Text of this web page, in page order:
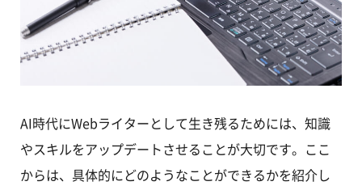
AI時代にWebライターとして生き残るためには、知識
やスキルをアップデートさせることが大切です。ここ
からは、具体的にどのようなことができるかを紹介し